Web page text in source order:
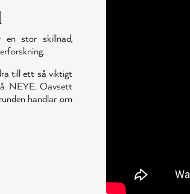
stor skillnad,
till ett så viktigt
NEYE. Oavsett
handlar om